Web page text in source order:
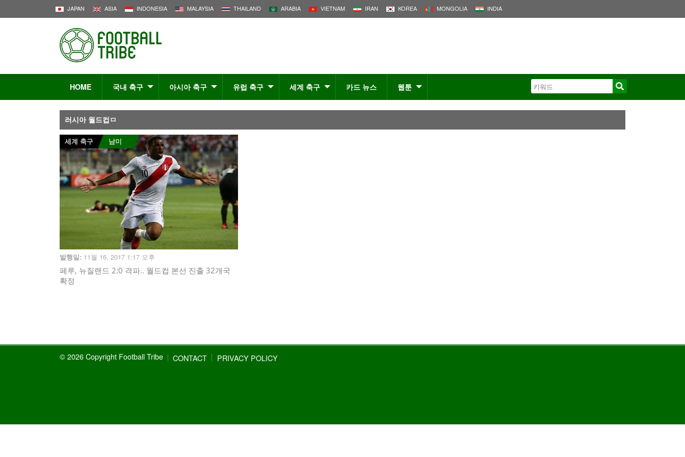
JAPAN ASIA INDONESIA MALAYSIA THAILAND ARABIA VIETNAM IRAN KOREA MONGOLIA INDIA
HOME 국내 축구 아시아 축구 유럽 축구 세계 축구 카드 뉴스 웹툰
러시아 월드컵ㅁ
세계 축구 남미
발행일: 11월 16, 2017 1:17 오후
페루, 뉴질랜드 2:0 격파.. 월드컵 본선 진출 32개국
확정
© 2026 Copyright Football Tribe CONTACT PRIVACY POLICY